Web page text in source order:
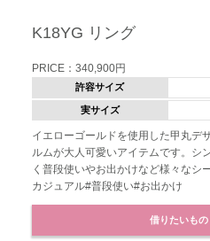
K18YG リング
PRICE：340,900円
許容サイズ
実サイズ
イエローゴールドを使用した甲丸デ
ルムが大人可愛いアイテムです。シ
く普段使いやお出かけなど様々なシ
カジュアル#普段使い#お出かけ
借りたいも